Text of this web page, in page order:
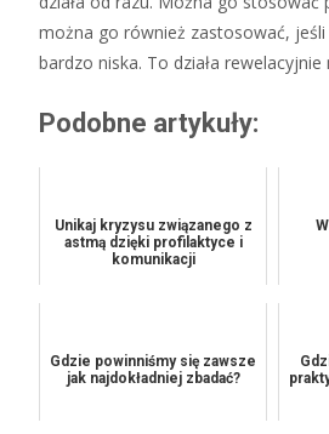
można go również zastosować,
bardzo niska. To działa rewelacyjnie
Podobne artykuły:
Unikaj kryzysu związanego z
astmą dzięki profilaktyce i
komunikacji
Gdzie powinniśmy się zawsze
jak najdokładniej zbadać?